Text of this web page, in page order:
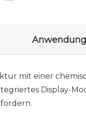
mit einer
Display-